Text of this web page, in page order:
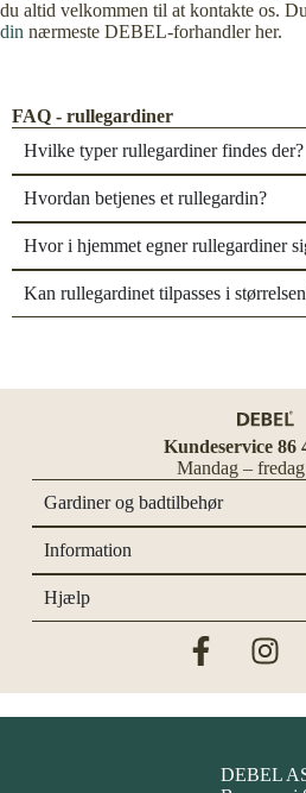
du altid velkommen til at kontakte os.
din nærmeste DEBEL-forhandler her.
FAQ - rullegardiner
Hvilke typer rullegardiner findes der?
Hvordan betjenes et rullegardin?
Hvor i hjemmet egner rullegardiner
Kan rullegardinet tilpasses i
Kundeservice 86
Mandag –
Gardiner og badtilbehør
Information
Hjælp
DEBEL